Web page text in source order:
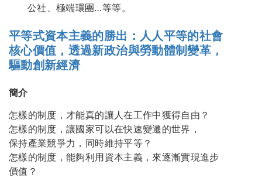
公社、極端環團…等等。
平等式資本主義的勝出：人人平等的社會
核心價值，透過新政治與勞動體制變革，
驅動創新經濟
簡介
怎樣的制度，才能真的讓人在工作中獲得自由？
怎樣的制度，讓國家可以在快速變遷的世界，
保持產業競爭力，同時維持平等？
怎樣的制度，能夠利用資本主義，來逐漸實現進步
價值？